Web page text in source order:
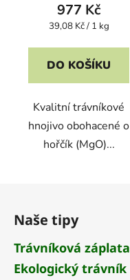
977 Kč
Měrná
39,08 Kč / 1 kg
DO KOŠÍKU
Kvalitní trávníkové
hnojivo obohacené o
hořčík (MgO)...
Naše tipy
Trávníková záplata
Ekologický trávník